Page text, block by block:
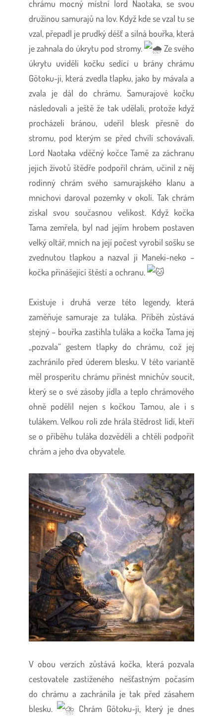
chrámu mocný místní lord Naotaka, se svou
družinou samurajů na lov. Když kde se vzal tu se
vzal, přepadl je prudký déšť a silná bouřka, která
je zahnala do úkrytu pod stromy.
Ze svého
úkrytu uviděli kočku sedící u brány chrámu
Gōtoku-ji, která zvedla tlapku, jako by mávala a
zvala je dál do chrámu. Samurajové kočku
následovali a ještě že tak udělali, protože když
procházeli bránou, udeřil blesk přesně do
stromu, pod kterým se před chvílí schovávali.
Lord Naotaka vděčný kočce Tamě za záchranu
jejich životů štědře podpořil chrám, učinil z něj
rodinný chrám svého samurajského klanu a
mnichovi daroval pozemky v okolí. Tak chrám
získal svou současnou velikost. Když kočka
Tama zemřela, byl nad jejím hrobem postaven
velký oltář, mnich na její počest vyrobil sošku se
zvednutou tlapkou a nazval ji Maneki-neko –
kočka přinášející štěstí a ochranu.
Existuje i druhá verze této legendy, která
zaměňuje samuraje za tuláka. Příběh zůstává
stejný – bouřka zastihla tuláka a kočka Tama jej
„pozvala“ gestem tlapky do chrámu, což jej
zachránilo před úderem blesku. V této variantě
měl prosperitu chrámu přinést mnichův soucit,
který se o své zásoby jídla a teplo chrámového
ohně podělil nejen s kočkou Tamou, ale i s
tulákem. Velkou roli zde hrála štědrost lidí, kteří
se o příběhu tuláka dozvěděli a chtěli podpořit
chrám a jeho dva obyvatele.
V obou verzích zůstává kočka, která pozvala
cestovatele zastiženého nešťastným počasím
do chrámu a zachránila je tak před zásahem
blesku.
Chrám Gōtoku-ji, který je dnes